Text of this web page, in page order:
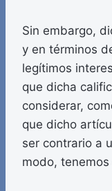
Sin embargo,
y en términos
legítimos
que dicha
considerar,
que dicho
ser contrario a
modo, tenemos